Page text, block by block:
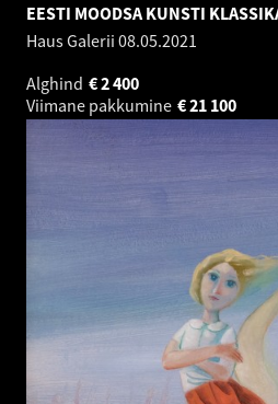
EESTI MOODSA KUNSTI
Haus Galerii 08.05.2021
Alghind
2 400
€
Viimane pakkumine
21 100
€